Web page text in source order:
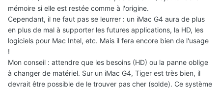
mémoire si elle est restée comme à l'origine.
Cependant, il ne faut pas se leurrer : un iMac G4 aura de plus
en plus de mal à supporter les futures applications, la HD, les
logiciels pour Mac Intel, etc. Mais il fera encore bien de l'usage
!
Mon conseil : attendre que les besoins (HD) ou la panne oblige
à changer de matériel. Sur un iMac G4, Tiger est très bien, il
devrait être possible de le trouver pas cher (solde). Ce système